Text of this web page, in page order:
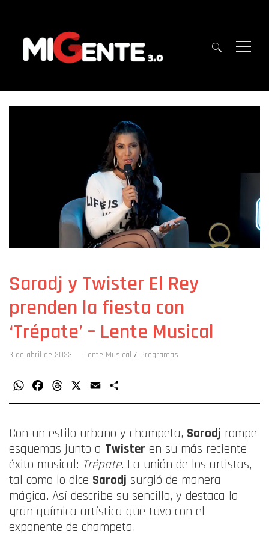
Sarodj y Twister El Rey
prenden la fiesta con
‘Trépate’ – Lente Musical
3 de abril de 2023 Lente Musical / Programas
WhatsAppFacebookThreads Email
Con un estilo urbano y champeta, Sarodj rompe
esquemas junto a Twister en su más reciente
éxito musical: Trépate. La unión de los artistas,
tal como lo dice Sarodj surgió de manera
mágica. Así describe su sencillo, y destaca la
gran química artística que tuvo con el
exponente de champeta.